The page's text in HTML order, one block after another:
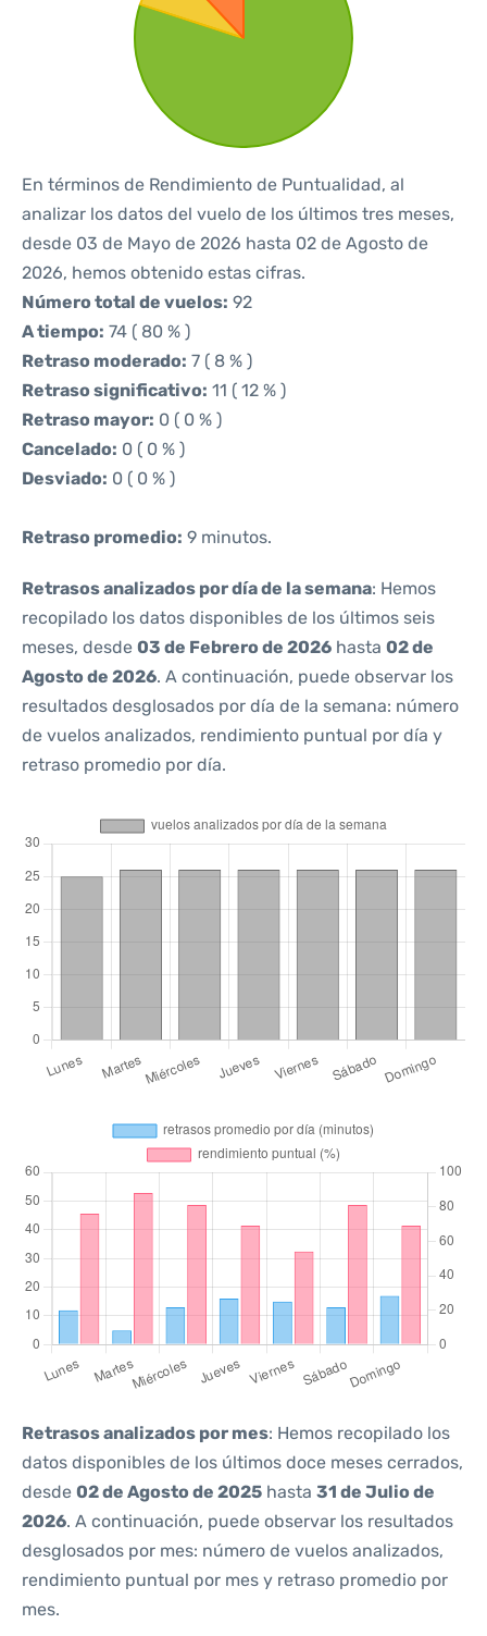
En términos de Rendimiento de Puntualidad, al
analizar los datos del vuelo de los últimos tres meses,
desde 03 de Mayo de 2026 hasta 02 de Agosto de
2026, hemos obtenido estas cifras.
Número total de vuelos: 92
A tiempo: 74 ( 80 % )
Retraso moderado: 7 ( 8 % )
Retraso significativo: 11 ( 12 % )
Retraso mayor: 0 ( 0 % )
Cancelado: 0 ( 0 % )
Desviado: 0 ( 0 % )
Retraso promedio: 9 minutos.
Retrasos analizados por día de la semana: Hemos
recopilado los datos disponibles de los últimos seis
meses, desde 03 de Febrero de 2026 hasta 02 de
Agosto de 2026. A continuación, puede observar los
resultados desglosados por día de la semana: número
de vuelos analizados, rendimiento puntual por día y
retraso promedio por día.
Retrasos analizados por mes: Hemos recopilado los
datos disponibles de los últimos doce meses cerrados,
desde 02 de Agosto de 2025 hasta 31 de Julio de
2026. A continuación, puede observar los resultados
desglosados por mes: número de vuelos analizados,
rendimiento puntual por mes y retraso promedio por
mes.